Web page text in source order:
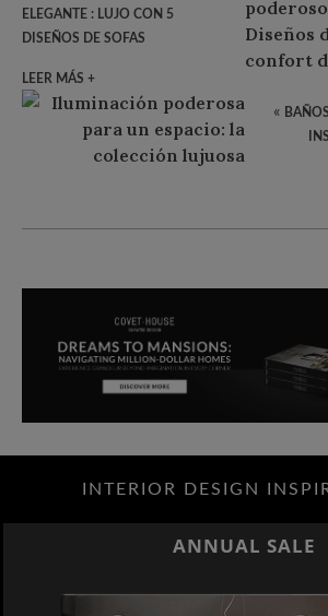
ELEGANTE : LUJO CON 5
DISEÑOS DE SOFAS
LEER MÁS +
«
INTERIOR DESIGN
BEST INTERIOR